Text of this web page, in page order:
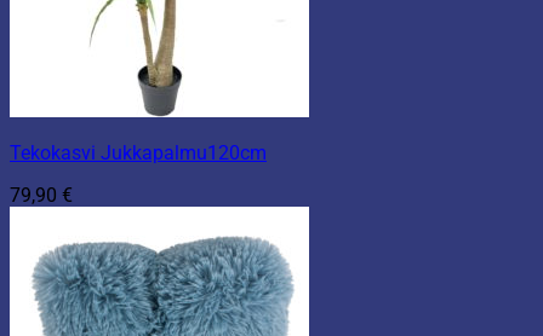
Tekokasvi Jukkapalmu120cm
79,90 €